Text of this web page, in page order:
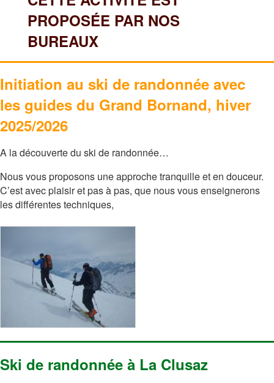
PROPOSÉE PAR NOS
BUREAUX
Initiation au ski de randonnée avec
les guides du Grand Bornand, hiver
2025/2026
A la découverte du ski de randonnée…
Nous vous proposons une approche tranquille et en douceur.
C’est avec plaisir et pas à pas, que nous vous enseignerons
les différentes techniques,
Ski de randonnée à La Clusaz